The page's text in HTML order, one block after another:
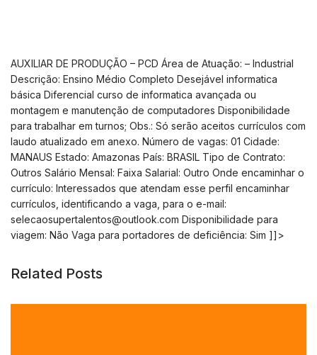
AUXILIAR DE PRODUÇÃO – PCD Área de Atuação: – Industrial
Descrição: Ensino Médio Completo Desejável informatica
básica Diferencial curso de informatica avançada ou
montagem e manutenção de computadores Disponibilidade
para trabalhar em turnos; Obs.: Só serão aceitos currículos com
laudo atualizado em anexo. Número de vagas: 01 Cidade:
MANAUS Estado: Amazonas País: BRASIL Tipo de Contrato:
Outros Salário Mensal: Faixa Salarial: Outro Onde encaminhar o
currículo: Interessados que atendam esse perfil encaminhar
currículos, identificando a vaga, para o e-mail:
selecaosupertalentos@outlook.com Disponibilidade para
viagem: Não Vaga para portadores de deficiência: Sim ]]>
Related Posts